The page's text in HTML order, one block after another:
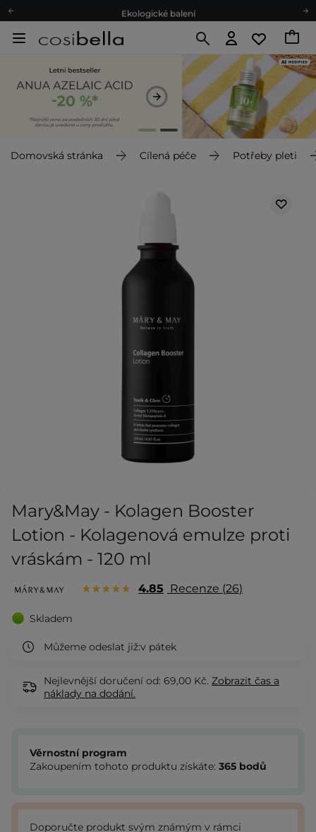
Ekologické balení
Doporučovací Program
Darkové karty
Ekologické balení
Domovská stránka Cílená péče Potřeby pleti
Mary&May - Kolagen Booster
Lotion - Kolagenová emulze proti
vráskám - 120 ml
4.85 Recenze 26
Skladem
Můžeme odeslat již:v pátek
Nejlevnější doručení od: 69,00 Kč. Zobrazit čas a
náklady na dodání.
Věrnostní program
Zakoupením tohoto produktu získáte: 365 bodů
Doporučte produkt svým známým v rámci